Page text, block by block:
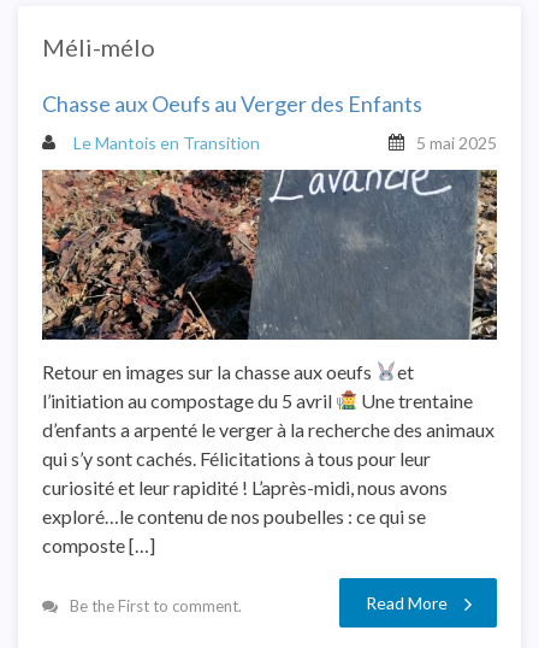
Méli-mélo
Chasse aux Oeufs au Verger des Enfants
Le Mantois en Transition 5 mai 2025
Retour en images sur la chasse aux oeufs
et
l’initiation au compostage du 5 avril
Une trentaine
d’enfants a arpenté le verger à la recherche des animaux
qui s’y sont cachés. Félicitations à tous pour leur
curiosité et leur rapidité ! L’après-midi, nous avons
exploré…le contenu de nos poubelles : ce qui se
composte […]
Be the First to comment. Read More